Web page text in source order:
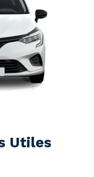
Utiles